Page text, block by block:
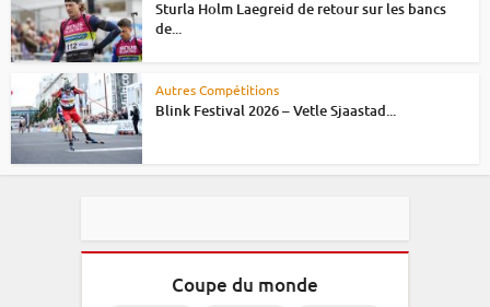
Sturla Holm Laegreid de retour sur les bancs
de...
Autres Compétitions
Blink Festival 2026 – Vetle Sjaastad...
Coupe du monde